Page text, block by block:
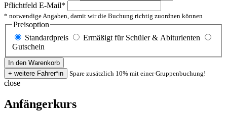
Pflichtfeld E-Mail*
* notwendige Angaben, damit wir die Buchung richtig zuordnen können
Preisoption
Standardpreis
Ermäßigt für Schüler & Abiturienten
Gutschein
Spare zusätzlich 10% mit einer Gruppenbuchung!
close
Anfängerkurs